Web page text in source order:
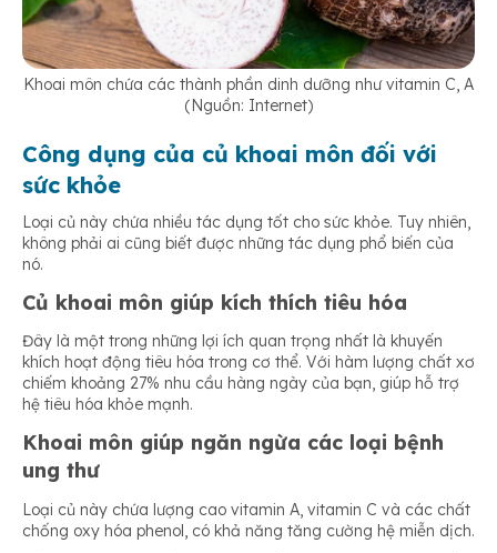
Khoai môn chứa các thành phần dinh dưỡng như vitamin C, A
(Nguồn: Internet)
Công dụng của củ khoai môn đối với
sức khỏe
Loại củ này chứa nhiều tác dụng tốt cho sức khỏe. Tuy nhiên,
không phải ai cũng biết được những tác dụng phổ biến của
nó.
Củ khoai môn giúp kích thích tiêu hóa
Đây là một trong những lợi ích quan trọng nhất là khuyến
khích hoạt động tiêu hóa trong cơ thể. Với hàm lượng chất xơ
chiếm khoảng 27% nhu cầu hàng ngày của bạn, giúp hỗ trợ
hệ tiêu hóa khỏe mạnh.
Khoai môn giúp ngăn ngừa các loại bệnh
ung thư
Loại củ này chứa lượng cao vitamin A, vitamin C và các chất
chống oxy hóa phenol, có khả năng tăng cường hệ miễn dịch.